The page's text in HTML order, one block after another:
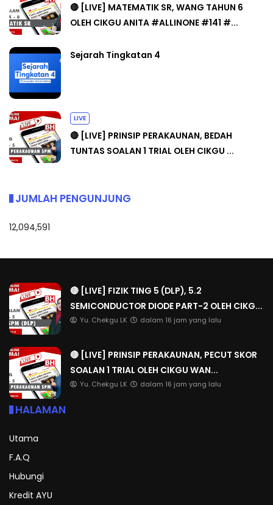
🔴 [LIVE] MATEMATIK SR, WANG TAHUN 6
OLEH CIKGU ANITA #ALLINONE #141 #...
Sejarah Tingkatan 4
LIVE
🔴 [LIVE] PRINSIP PERAKAUNAN, BEDAH
TUNTAS SOALAN 1 TRIAL OLEH CIKGU ...
JUMLAH PENGUNJUNG
12,094,591
🔴 [LIVE] FIZIK TING 5 (DLP), 5.2
SEMICONDUCTOR DIODE PART-2 OLEH CIKG...
Yu. Chekgu LK dalam 16 jam yang lalu
🔴 [LIVE] PRINSIP PERAKAUNAN, PECUT SKOR
SOALAN 1 TRIAL OLEH CIKGU WAN...
Yu. Chekgu LK dalam 16 jam yang lalu
HALAMAN
Utama
F.A.Q
Hubungi
Kredit AYU